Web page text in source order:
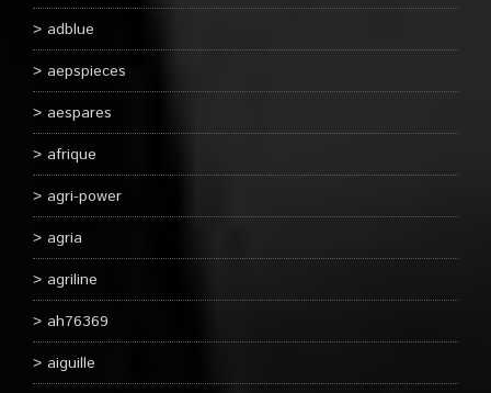
adblue
aepspieces
aespares
afrique
agri-power
agria
agriline
ah76369
aiguille